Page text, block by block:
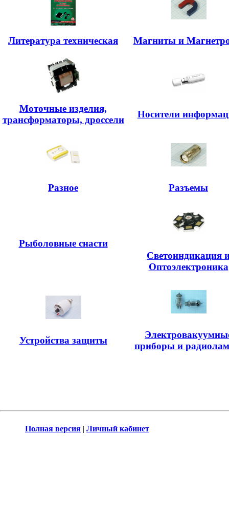
Литература техническая Магниты и
Моточные изделия,
трансформаторы, дроссели
Носители
Разное Разъемы
Рыболовные снасти
Светоиндикация
Оптоэлектроника
Устройства защиты
приборы и
Полная версия | Личный кабинет